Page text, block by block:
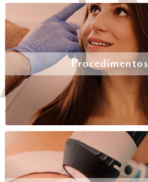
Procedimentos